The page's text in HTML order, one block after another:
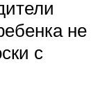
не
с